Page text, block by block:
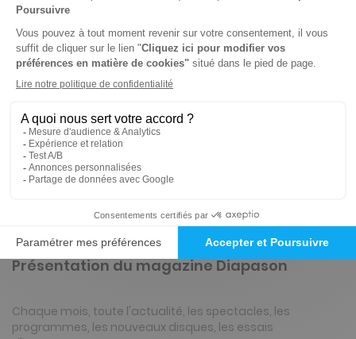
-50%
Abonnement Durée libre
Papier + Version digitale offerte
4€95 Tarif Kiosque :
Prix par n° pendant 6 mois, puis 9,50 € par n°
Tarif France métropolitaine
valables sur ce titre.
Présentation du magazine Diapason
Chaque mois, toute l'actualité, les spectacles, les
programmes, les nouveaux disques, les essais